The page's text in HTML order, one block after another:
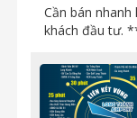
Cần bán
khách đầu tư.